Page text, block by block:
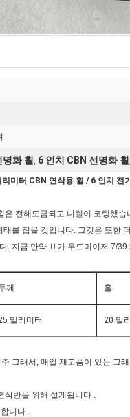
명화 휠 , 6 인치 CBN 선명화 휠 ,
미터 CBN 연삭용 휠 / 6 인치 전
전해도금되고 니켈이 코팅했
를 잡을 것입니다. 그것은 또한
. 지금 만약 Ｕ가 우드미이저 7/
께 홀
밀리미터 20 밀
그래서, 매일 재고품이 있는 그
삭반을 위해 설계됩니다 .
니다 .